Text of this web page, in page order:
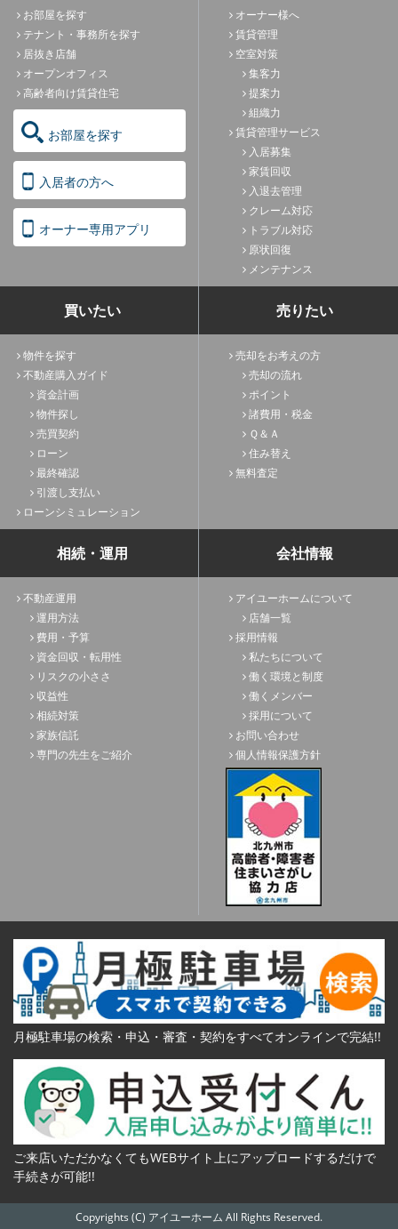
お部屋を探す
テナント・事務所を探す
居抜き店舗
オープンオフィス
高齢者向け賃貸住宅
お部屋を探す
入居者の方へ
オーナー専用アプリ
オーナー様へ
賃貸管理
空室対策
集客力
提案力
組織力
賃貸管理サービス
入居募集
家賃回収
入退去管理
クレーム対応
トラブル対応
原状回復
メンテナンス
買いたい
物件を探す
不動産購入ガイド
資金計画
物件探し
売買契約
ローン
最終確認
引渡し支払い
ローンシミュレーション
売りたい
売却をお考えの方
売却の流れ
ポイント
諸費用・税金
Ｑ＆Ａ
住み替え
無料査定
相続・運用
不動産運用
運用方法
費用・予算
資金回収・転用性
リスクの小ささ
収益性
相続対策
家族信託
専門の先生をご紹介
会社情報
アイユーホームについて
店舗一覧
採用情報
私たちについて
働く環境と制度
働くメンバー
採用について
お問い合わせ
個人情報保護方針
月極駐車場の検索・申込・審査・契約をすべてオンラインで完結!!
ご来店いただかなくてもWEBサイト上にアップロードするだけで
手続きが可能!!
Copyrights (C) アイユーホーム All Rights Reserved.